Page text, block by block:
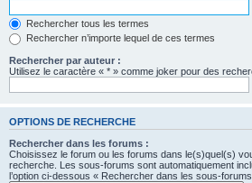
Rechercher tous les termes
Rechercher n’importe lequel de ces termes
Rechercher par auteur :
Utilisez le caractère « * » comme joker pour des
OPTIONS DE RECHERCHE
Rechercher dans les forums :
Choisissez le forum ou les forums dans le(s)quel(s)
recherche. Les sous-forums sont automatiquement
l’option ci-dessous « Rechercher dans les sous-forums